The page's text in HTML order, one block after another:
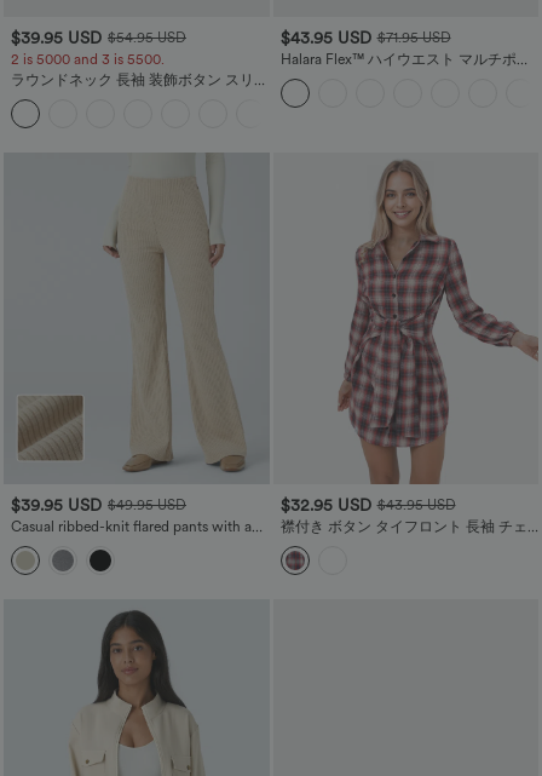
$39.95 USD $54.95 USD
2 is 5000 and 3 is 5500.
ラウンドネック 長袖 装飾ボタン スリム
ワークジャケット
$43.95 USD $71.95 USD
Halara Flex™ ハイウエスト マルチポケ
ット ロールヘム ワイドレッグ ウォッシ
ュ加工 ストレッチニット カジュアルジ
ーンズ
$39.95 USD $49.95 USD
Casual ribbed-knit flared pants with a
high waistband and side zip pockets.
$32.95 USD $43.95 USD
襟付き ボタン タイフロント 長袖 チェ
ック柄 ミニ カジュアルドレス